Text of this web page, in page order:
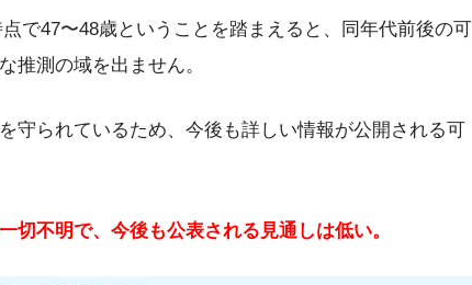
で47〜48歳ということを踏まえると、同年代前後の可
推測の域を出ません。
守られているため、今後も詳しい情報が公開される可
切不明で、今後も公表される見通しは低い。